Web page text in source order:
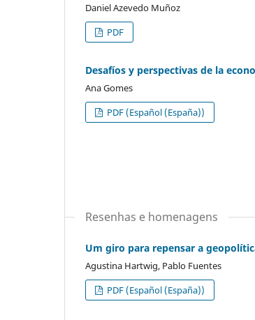
Daniel Azevedo Muñoz
PDF
Desafíos y perspectivas de la
Ana Gomes
PDF (Español (España))
Resenhas e homenagens
Um giro para repensar a
Agustina Hartwig, Pablo Fuentes
PDF (Español (España))